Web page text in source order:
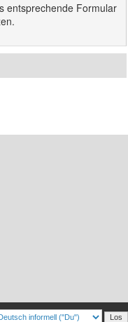
entsprechende Formular